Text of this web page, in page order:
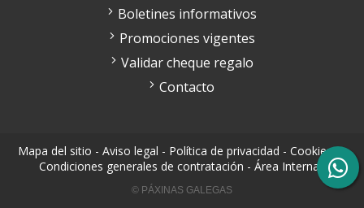
Boletines informativos
Promociones vigentes
Validar cheque regalo
Contacto
Mapa del sitio - Aviso legal - Política de privacidad - Cookies-
Condiciones generales de contratación - Área Interna
© PÁXINAS GALEGAS